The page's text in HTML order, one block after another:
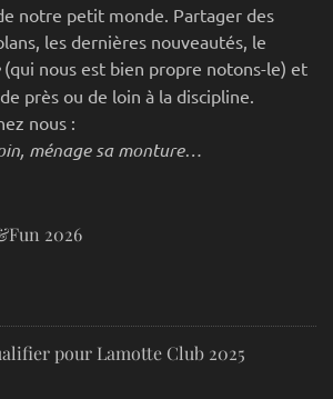
notre petit monde. Partager des
les dernières nouveautés, le
(qui nous est bien propre notons-le) et
près ou de loin à la discipline.
nous :
ménage sa monture…
2026
pour Lamotte Club 2025